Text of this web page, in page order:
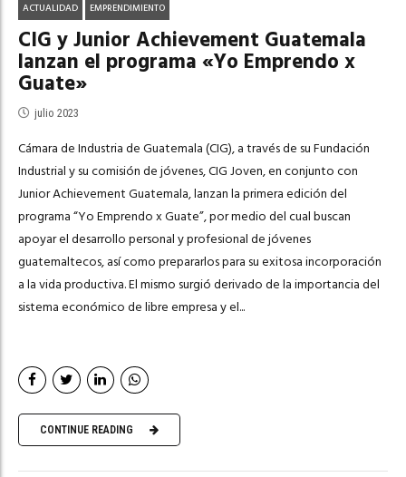
ACTUALIDAD EMPRENDIMIENTO
CIG y Junior Achievement Guatemala
lanzan el programa «Yo Emprendo x
Guate»
julio 2023
Cámara de Industria de Guatemala (CIG), a través de su Fundación
Industrial y su comisión de jóvenes, CIG Joven, en conjunto con
Junior Achievement Guatemala, lanzan la primera edición del
programa “Yo Emprendo x Guate”, por medio del cual buscan
apoyar el desarrollo personal y profesional de jóvenes
guatemaltecos, así como prepararlos para su exitosa incorporación
a la vida productiva. El mismo surgió derivado de la importancia del
sistema económico de libre empresa y el...
CONTINUE READING